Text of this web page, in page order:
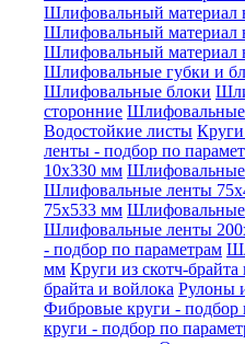
Шлифовальный материал
Шлифовальный материал
Шлифовальный материал
Шлифовальные губки и
Шлифовальные блоки
сторонние Шлифовальные
Водостойкие листы
ленты - подбор по
10x330 мм
Шлифовальные ленты
75x533 мм
Шлифовальные ленты
- подбор по параметрам
мм Круги из скотч-брайта
брайта и войлока Рулоны
Фибровые круги - подбор
круги - подбор по